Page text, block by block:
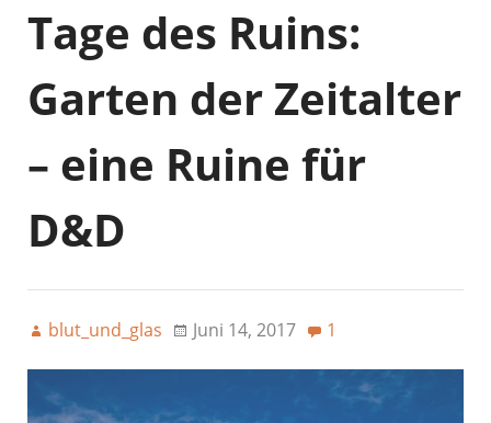
Tage des Ruins:
Garten der Zeitalter
– eine Ruine für
D&D
blut_und_glas Juni 14, 2017 1